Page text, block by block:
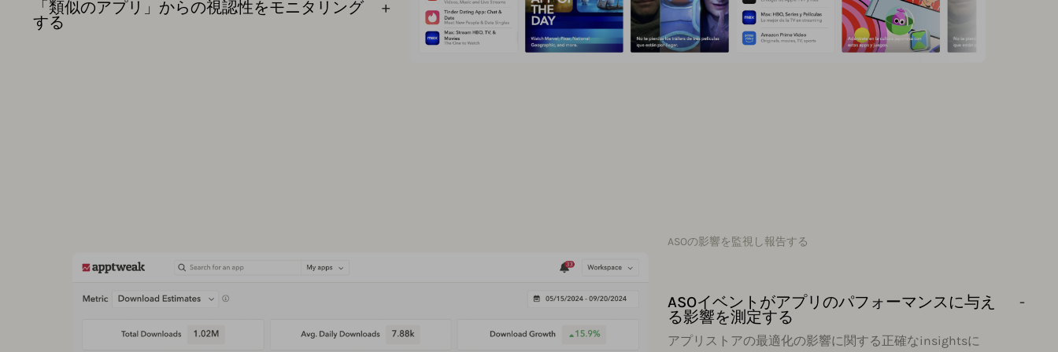
「類似のアプリ」からの視認性をモニタリング
する
ASOの影響を監視し報告する
ASOイベントがアプリのパフォーマンスに与え
る影響を測定する
アプリストアの最適化の影響に関する正確なinsightsに